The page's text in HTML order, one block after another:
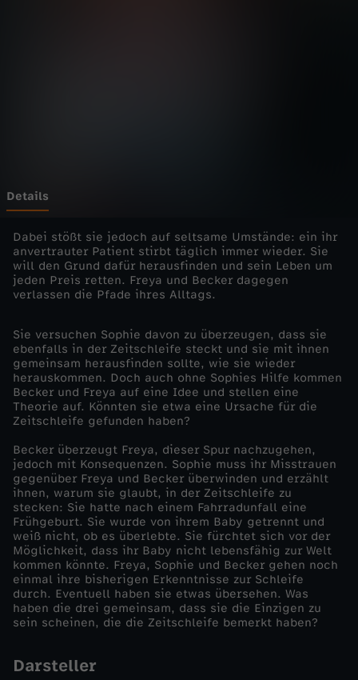
y
-
S
h
l
a
f
l
o
s
Details
Dabei stößt sie jedoch auf seltsame Umstände: ein ihr
anvertrauter Patient stirbt täglich immer wieder. Sie
will den Grund dafür herausfinden und sein Leben um
jeden Preis retten. Freya und Becker dagegen
verlassen die Pfade ihres Alltags.
Sie versuchen Sophie davon zu überzeugen, dass sie
ebenfalls in der Zeitschleife steckt und sie mit ihnen
gemeinsam herausfinden sollte, wie sie wieder
herauskommen. Doch auch ohne Sophies Hilfe kommen
Becker und Freya auf eine Idee und stellen eine
Theorie auf. Könnten sie etwa eine Ursache für die
Zeitschleife gefunden haben?
Becker überzeugt Freya, dieser Spur nachzugehen,
jedoch mit Konsequenzen. Sophie muss ihr Misstrauen
gegenüber Freya und Becker überwinden und erzählt
ihnen, warum sie glaubt, in der Zeitschleife zu
stecken: Sie hatte nach einem Fahrradunfall eine
Frühgeburt. Sie wurde von ihrem Baby getrennt und
weiß nicht, ob es überlebte. Sie fürchtet sich vor der
Möglichkeit, dass ihr Baby nicht lebensfähig zur Welt
kommen könnte. Freya, Sophie und Becker gehen noch
einmal ihre bisherigen Erkenntnisse zur Schleife
durch. Eventuell haben sie etwas übersehen. Was
haben die drei gemeinsam, dass sie die Einzigen zu
sein scheinen, die die Zeitschleife bemerkt haben?
Darsteller